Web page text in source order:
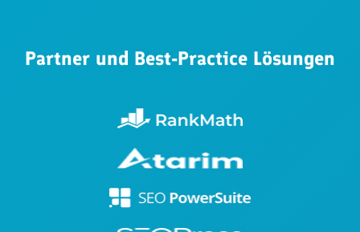
Partner und Best-Practice Lösungen